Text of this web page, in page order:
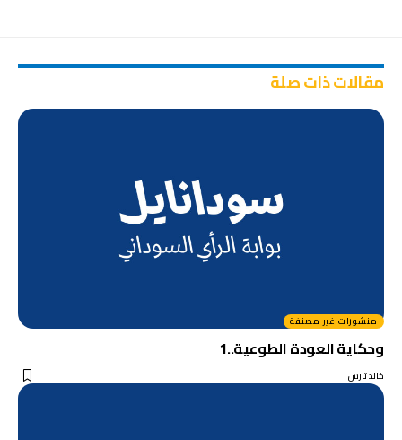
مقالات ذات صلة
منشورات غير مصنفة
وحكاية العودة الطوعية..1
خالد تارس